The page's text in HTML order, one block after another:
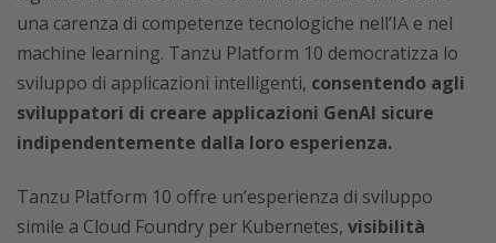
una carenza di competenze tecnologiche nell’IA e nel
machine learning. Tanzu Platform 10 democratizza lo
sviluppo di applicazioni intelligenti, consentendo agli
sviluppatori di creare applicazioni GenAI sicure
indipendentemente dalla loro esperienza.
Tanzu Platform 10 offre un’esperienza di sviluppo
simile a Cloud Foundry per Kubernetes, visibilità